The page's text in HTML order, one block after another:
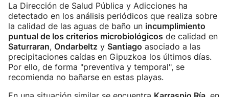
La Dirección de Salud Pública y Adicciones ha
detectado en los análisis periódicos que realiza sobre
la calidad de las aguas de baño un incumplimiento
puntual de los criterios microbiológicos de calidad en
Saturraran, Ondarbeltz y Santiago asociado a las
precipitaciones caídas en Gipuzkoa los últimos días.
Por ello, de forma "preventiva y temporal", se
recomienda no bañarse en estas playas.